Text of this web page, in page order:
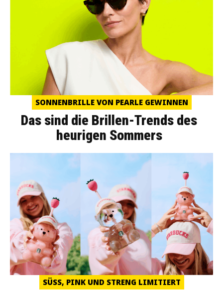
SONNENBRILLE VON PEARLE GEWINNEN
Das sind die Brillen-Trends des
heurigen Sommers
SÜSS, PINK UND STRENG LIMITIERT